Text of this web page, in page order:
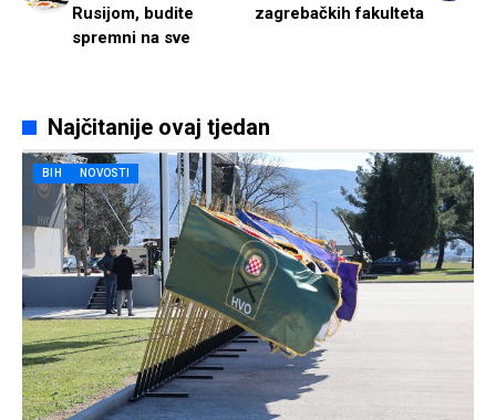
Rusijom, budite
spremni na sve
zagrebačkih fakulteta
Najčitanije ovaj tjedan
BIH NOVOSTI